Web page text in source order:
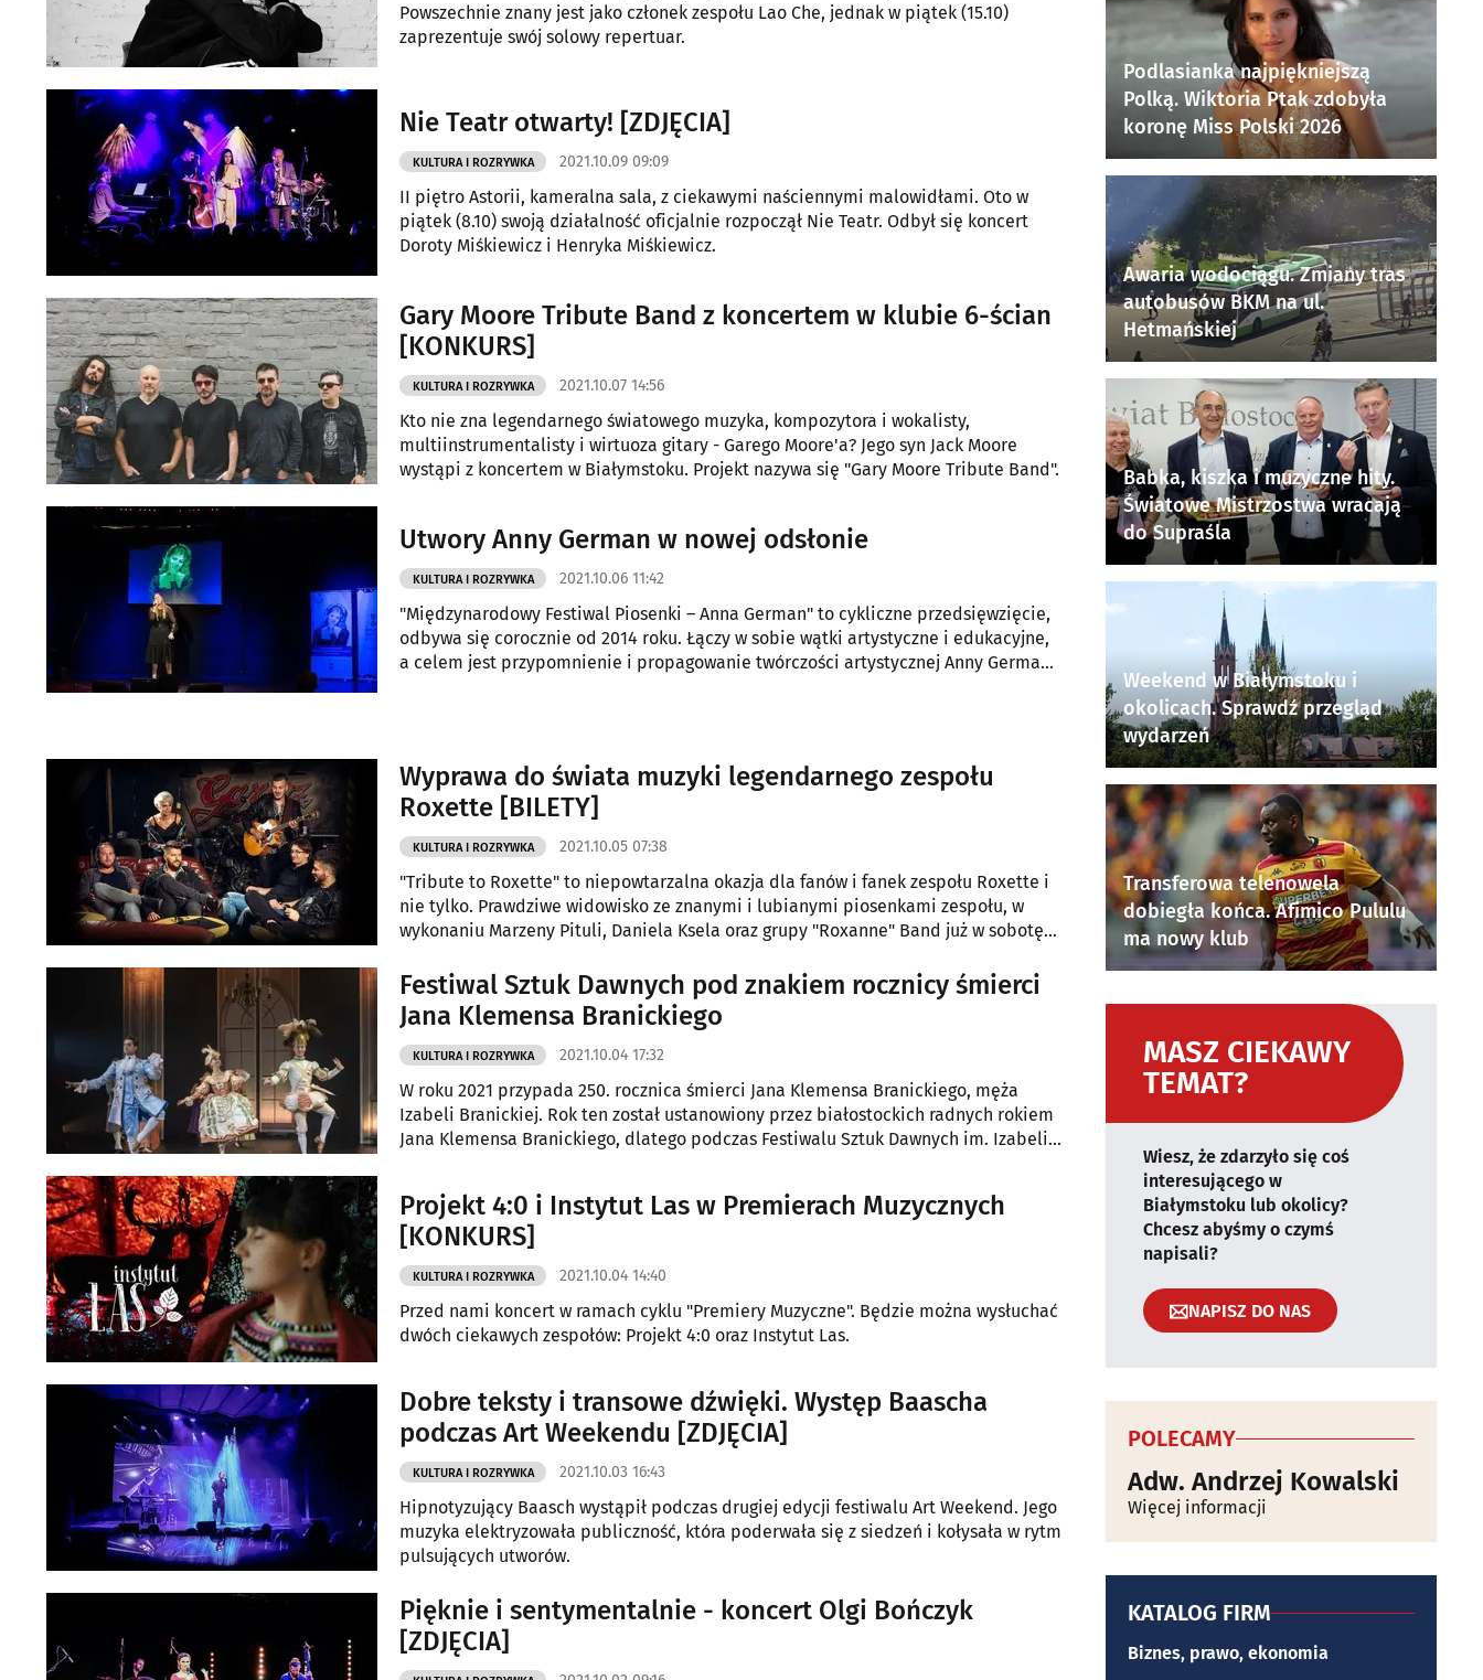
Powszechnie znany jest jako członek zespołu Lao Che, jednak w piątek (15.10)
zaprezentuje swój solowy repertuar.
Nie Teatr otwarty! [ZDJĘCIA]
KULTURA I ROZRYWKA 2021.10.09 09:09
II piętro Astorii, kameralna sala, z ciekawymi naściennymi malowidłami. Oto w
piątek (8.10) swoją działalność oficjalnie rozpoczął Nie Teatr. Odbył się koncert
Doroty Miśkiewicz i Henryka Miśkiewicz.
Gary Moore Tribute Band z koncertem w klubie 6-ścian
[KONKURS]
KULTURA I ROZRYWKA 2021.10.07 14:56
Kto nie zna legendarnego światowego muzyka, kompozytora i wokalisty,
multiinstrumentalisty i wirtuoza gitary - Garego Moore'a? Jego syn Jack Moore
wystąpi z koncertem w Białymstoku. Projekt nazywa się "Gary Moore Tribute Band".
Utwory Anny German w nowej odsłonie
KULTURA I ROZRYWKA 2021.10.06 11:42
"Międzynarodowy Festiwal Piosenki – Anna German" to cykliczne przedsięwzięcie,
odbywa się corocznie od 2014 roku. Łączy w sobie wątki artystyczne i edukacyjne,
a celem jest przypomnienie i propagowanie twórczości artystycznej Anny German
Wyprawa do świata muzyki legendarnego zespołu
Roxette [BILETY]
KULTURA I ROZRYWKA 2021.10.05 07:38
"Tribute to Roxette" to niepowtarzalna okazja dla fanów i fanek zespołu Roxette i
nie tylko. Prawdziwe widowisko ze znanymi i lubianymi piosenkami zespołu, w
wykonaniu Marzeny Pituli, Daniela Ksela oraz grupy "Roxanne" Band już w sobotę
Festiwal Sztuk Dawnych pod znakiem rocznicy śmierci
Jana Klemensa Branickiego
KULTURA I ROZRYWKA 2021.10.04 17:32
W roku 2021 przypada 250. rocznica śmierci Jana Klemensa Branickiego, męża
Izabeli Branickiej. Rok ten został ustanowiony przez białostockich radnych rokiem
Jana Klemensa Branickiego, dlatego podczas Festiwalu Sztuk Dawnych im. Izabeli
Projekt 4:0 i Instytut Las w Premierach Muzycznych
[KONKURS]
KULTURA I ROZRYWKA 2021.10.04 14:40
Przed nami koncert w ramach cyklu "Premiery Muzyczne". Będzie można wysłuchać
dwóch ciekawych zespołów: Projekt 4:0 oraz Instytut Las.
Dobre teksty i transowe dźwięki. Występ Baascha
podczas Art Weekendu [ZDJĘCIA]
KULTURA I ROZRYWKA 2021.10.03 16:43
Hipnotyzujący Baasch wystąpił podczas drugiej edycji festiwalu Art Weekend. Jego
muzyka elektryzowała publiczność, która poderwała się z siedzeń i kołysała w rytm
pulsujących utworów.
Pięknie i sentymentalnie - koncert Olgi Bończyk
[ZDJĘCIA]
Podlasianka najpiękniejszą
Polką. Wiktoria Ptak zdobyła
koronę Miss Polski 2026
Awaria wodociągu. Zmiany tras
autobusów BKM na ul.
Hetmańskiej
Babka, kiszka i muzyczne hity.
Światowe Mistrzostwa wracają
do Supraśla
Weekend w Białymstoku i
okolicach. Sprawdź przegląd
wydarzeń
Transferowa telenowela
dobiegła końca. Afimico Pululu
ma nowy klub
MASZ CIEKAWY
TEMAT?
Wiesz, że zdarzyło się coś
interesującego w
Białymstoku lub okolicy?
Chcesz abyśmy o czymś
napisali?
NAPISZ DO NAS
POLECAMY
Adw. Andrzej Kowalski
Więcej informacji
KATALOG FIRM
Biznes, prawo, ekonomia